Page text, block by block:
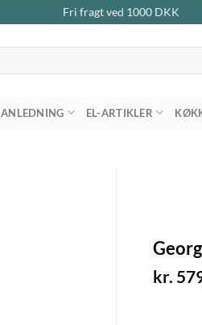
Fri fragt ved 1000DKK
ANLEDNING EL-ARTIKLER
kr.